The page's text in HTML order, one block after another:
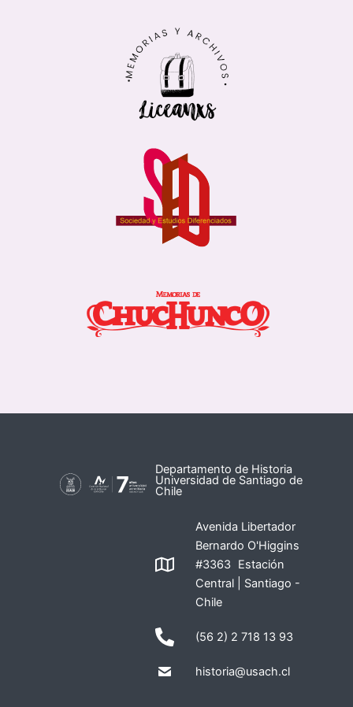
Departamento de Historia
Universidad de Santiago de
Chile
Avenida Libertador
Bernardo O'Higgins
#3363 Estación
Central | Santiago -
Chile
(56 2) 2 718 13 93
historia@usach.cl